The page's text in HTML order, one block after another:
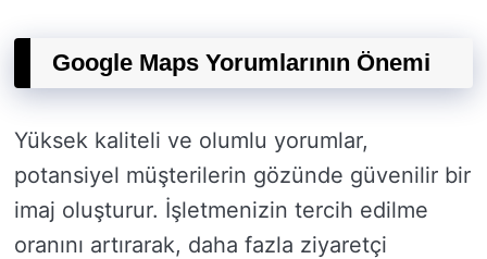
Google Maps Yorumlarının Önemi
Yüksek kaliteli ve olumlu yorumlar,
potansiyel müşterilerin gözünde güvenilir bir
imaj oluşturur. İşletmenizin tercih edilme
oranını artırarak, daha fazla ziyaretçi